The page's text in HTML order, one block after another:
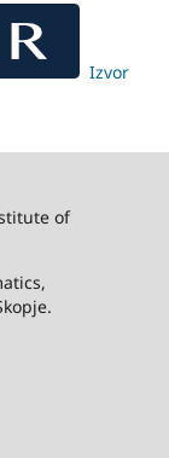
Izvor
of